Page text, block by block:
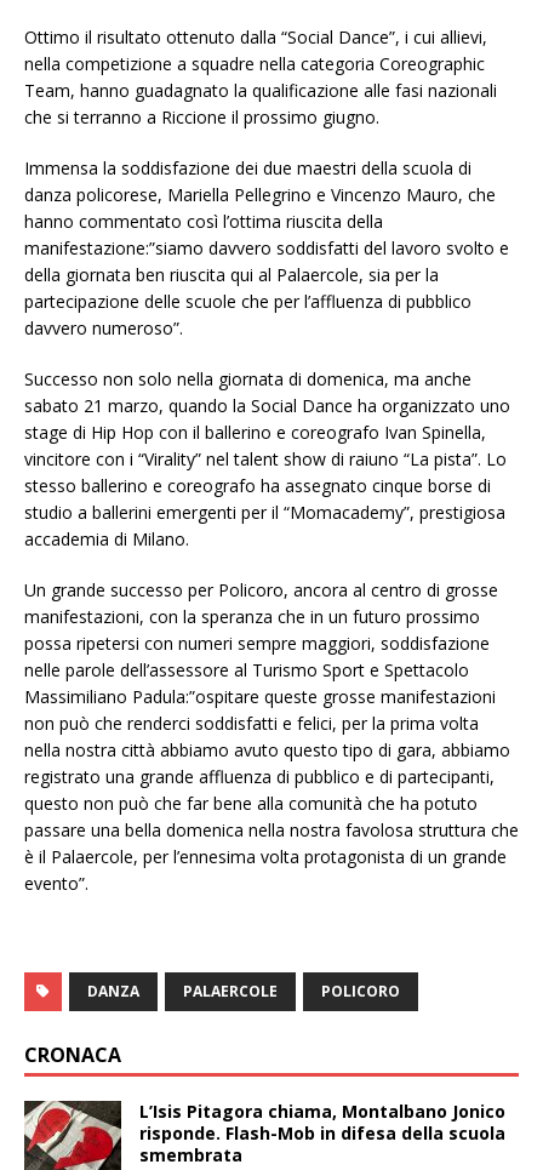
Ottimo il risultato ottenuto dalla “Social Dance”, i cui allievi,
nella competizione a squadre nella categoria Coreographic
Team, hanno guadagnato la qualificazione alle fasi nazionali
che si terranno a Riccione il prossimo giugno.
Immensa la soddisfazione dei due maestri della scuola di
danza policorese, Mariella Pellegrino e Vincenzo Mauro, che
hanno commentato così l’ottima riuscita della
manifestazione:”siamo davvero soddisfatti del lavoro svolto e
della giornata ben riuscita qui al Palaercole, sia per la
partecipazione delle scuole che per l’affluenza di pubblico
davvero numeroso”.
Successo non solo nella giornata di domenica, ma anche
sabato 21 marzo, quando la Social Dance ha organizzato uno
stage di Hip Hop con il ballerino e coreografo Ivan Spinella,
vincitore con i “Virality” nel talent show di raiuno “La pista”. Lo
stesso ballerino e coreografo ha assegnato cinque borse di
studio a ballerini emergenti per il “Momacademy”, prestigiosa
accademia di Milano.
Un grande successo per Policoro, ancora al centro di grosse
manifestazioni, con la speranza che in un futuro prossimo
possa ripetersi con numeri sempre maggiori, soddisfazione
nelle parole dell’assessore al Turismo Sport e Spettacolo
Massimiliano Padula:”ospitare queste grosse manifestazioni
non può che renderci soddisfatti e felici, per la prima volta
nella nostra città abbiamo avuto questo tipo di gara, abbiamo
registrato una grande affluenza di pubblico e di partecipanti,
questo non può che far bene alla comunità che ha potuto
passare una bella domenica nella nostra favolosa struttura che
è il Palaercole, per l’ennesima volta protagonista di un grande
evento”.
DANZA PALAERCOLE POLICORO
CRONACA
L’Isis Pitagora chiama, Montalbano Jonico
risponde. Flash-Mob in difesa della scuola
smembrata